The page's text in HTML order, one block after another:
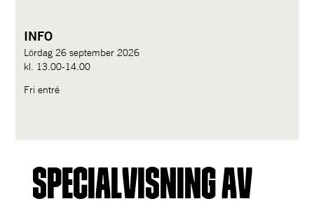
INFO
Lördag 26 september 2026
kl. 13.00-14.00
Fri entré
SPECIALVISNING AV